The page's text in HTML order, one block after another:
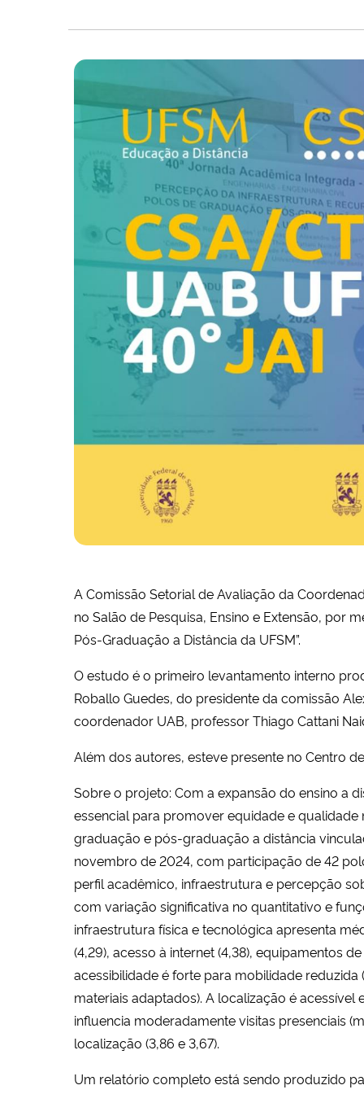
A Comissão Setorial de Avaliação da
no Salão de Pesquisa, Ensino e Extensão, por
Pós-Graduação a Distância da UFSM”.
O estudo é o primeiro levantamento interno
Roballo Guedes, do presidente da comissão
coordenador UAB, professor Thiago Cattani
Além dos autores, esteve presente no Centro
Sobre o projeto: Com a expansão do ensino a
essencial para promover equidade e
graduação e pós-graduação a distância
novembro de 2024, com participação de 42
perfil acadêmico, infraestrutura e percepção
com variação significativa no quantitativo e
infraestrutura física e tecnológica apresenta
(4,29), acesso à internet (4,38), equipamentos
acessibilidade é forte para mobilidade
materiais adaptados). A localização é
influencia moderadamente visitas presenciais
localização (3,86 e 3,67).
Um relatório completo está sendo produzido